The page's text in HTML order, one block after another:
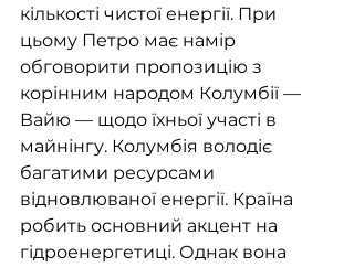
кількості чистої енергії. При
цьому Петро має намір
обговорити пропозицію з
корінним народом Колумбії —
Вайю — щодо їхньої участі в
майнінгу. Колумбія володіє
багатими ресурсами
відновлюваної енергії. Країна
робить основний акцент на
гідроенергетиці. Однак вона